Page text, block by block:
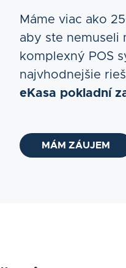
Máme viac ako
aby ste nemuseli
komplexný POS
najvhodnejšie
eKasa pokladní
MÁM ZÁUJEM